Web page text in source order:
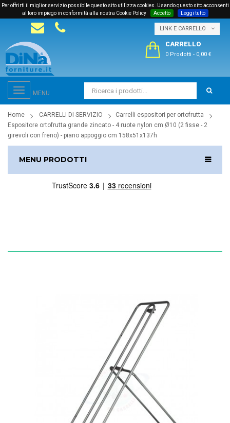
Per offrirti il miglior servizio possibile questo sito utilizza cookies. Usando questo sito acconsenti
al loro impiego in conformità alla nostra Cookie Policy
Accetto Leggi tutto
LINK E CARRELLO
CARRELLO
0 Prodotti - 0,00 €
Toggle
navigation
MENU
Home CARRELLI DI SERVIZIO
Carrelli espositori per ortofrutta
Espositore ortofrutta grande zincato - 4 ruote nylon cm Ø10 (2 fisse - 2
girevoli con freno) - piano appoggio cm 158x51x137h
MENU PRODOTTI